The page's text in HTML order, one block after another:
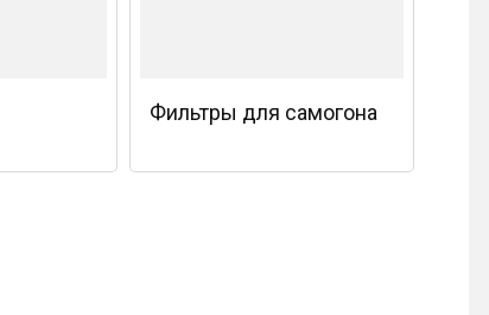
Фильтры для самогона